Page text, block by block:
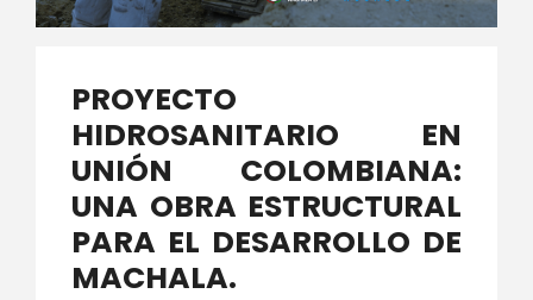
PROYECTO
HIDROSANITARIO EN
UNIÓN COLOMBIANA:
UNA OBRA ESTRUCTURAL
PARA EL DESARROLLO DE
MACHALA.